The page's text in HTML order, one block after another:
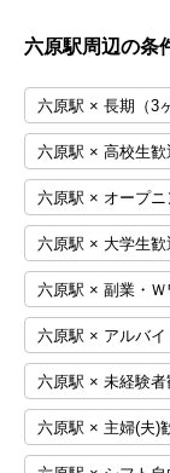
六原駅周辺の条
六原駅 × 長期（3
六原駅 × 高校生歓
六原駅 × オープニ
六原駅 × 大学生歓
六原駅 × 副業・Ｗ
六原駅 × アルバイ
六原駅 × 未経験者
六原駅 × 主婦(夫)